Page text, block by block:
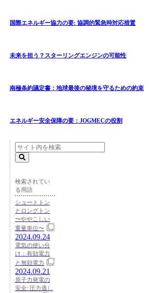
国際エネルギー協力の要: 協調的緊急時対応措置
未来を担う？スターリングエンジンの可能性
南極条約議定書：地球最後の秘境を守るための約束
エネルギー安全保障の要：JOGMECの役割
検索されてい
る用語
ショートトン
とロングトン
〜ややこしい
重量単位〜
2024.09.24
電気の使い分
け：有効電力
と無効電力
2024.09.21
原子力発電の
安全: 圧力逃し